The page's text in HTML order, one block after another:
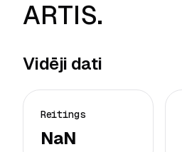
ARTIS.
Vidēji dati
Reitings
NaN